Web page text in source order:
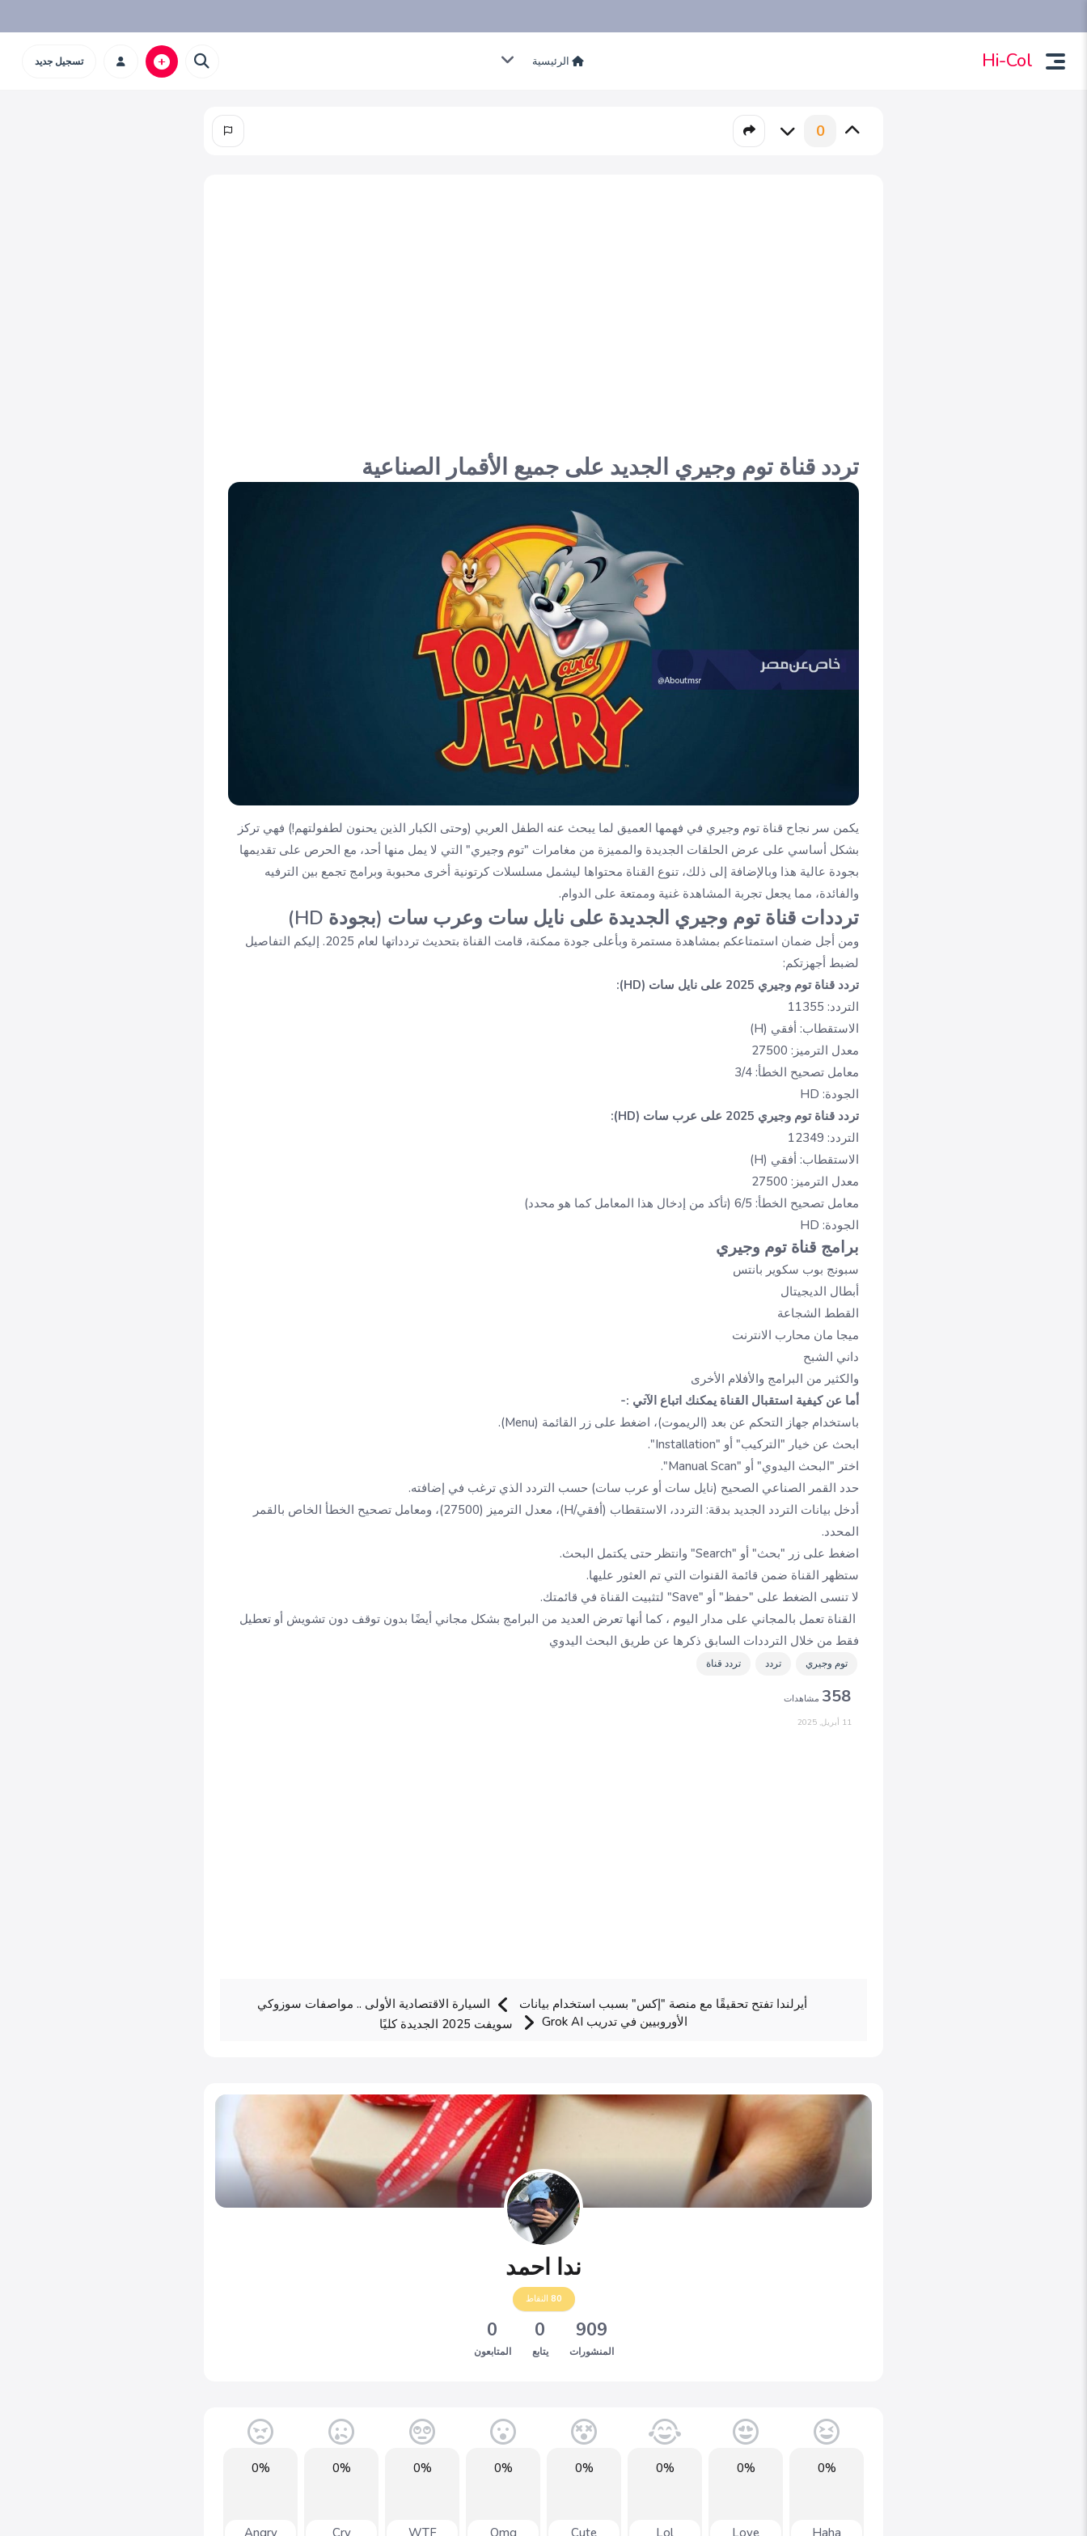
Hi-Col الرئيسية تسجيل جديد
0
تردد قناة توم وجيري الجديد على جميع الأقمار الصناعية
يكمن سر نجاح قناة توم وجيري في فهمها العميق لما يبحث عنه الطفل العربي (وحتى الكبار الذين يحنون لطفولتهم!) فهي تركز
بشكل أساسي على عرض الحلقات الجديدة والمميزة من مغامرات "توم وجيري" التي لا يمل منها أحد، مع الحرص على تقديمها
بجودة عالية هذا وبالإضافة إلى ذلك، تنوع القناة محتواها ليشمل مسلسلات كرتونية أخرى محبوبة وبرامج تجمع بين الترفيه
والفائدة، مما يجعل تجربة المشاهدة غنية وممتعة على الدوام.
ترددات قناة توم وجيري الجديدة على نايل سات وعرب سات (بجودة HD)
ومن أجل ضمان استمتاعكم بمشاهدة مستمرة وبأعلى جودة ممكنة، قامت القناة بتحديث تردداتها لعام 2025. إليكم التفاصيل
لضبط أجهزتكم:
تردد قناة توم وجيري 2025 على نايل سات (HD):
التردد:
الاستقطاب: أفقي (H)
معدل الترميز:
معامل تصحيح الخطأ:
الجودة:
تردد قناة توم وجيري 2025 على عرب سات (HD):
التردد:
الاستقطاب: أفقي (H)
معدل الترميز:
معامل تصحيح الخطأ:
الجودة:
برامج قناة توم وجيري
سبونج بوب سكوير بانتس
أبطال الديجيتال
القطط الشجاعة
ميجا مان محارب الانترنت
داني الشبح
والكثير من البرامج والأفلام الأخرى
أما عن كيفية استقبال القناة يمكنك اتباع الآتي :-
باستخدام جهاز التحكم عن بعد (الريموت)، اضغط على زر القائمة (Menu).
ابحث عن خيار "التركيب" أو "Installation".
اختر "البحث اليدوي" أو "Manual Scan".
حدد القمر الصناعي الصحيح (نايل سات أو عرب سات) حسب التردد الذي ترغب في إضافته.
أدخل بيانات التردد الجديد بدقة: التردد، الاستقطاب (أفقي/H)، معدل الترميز (27500)، ومعامل تصحيح الخطأ الخاص بالقمر
المحدد.
اضغط على زر "بحث" أو "Search" وانتظر حتى يكتمل البحث.
ستظهر القناة ضمن قائمة القنوات التي تم العثور عليها.
لا تنسى الضغط على "حفظ" أو "Save" لتثبيت القناة في قائمتك.
القناة تعمل بالمجاني على مدار اليوم ، كما أنها تعرض العديد من البرامج بشكل مجاني أيضًا بدون توقف دون تشويش أو تعطيل
فقط من خلال الترددات السابق ذكرها عن طريق البحث اليدوي
توم وجيري تردد تردد قناة
358 مشاهدات
11 أبريل, 2025
السيارة الاقتصادية الأولى .. مواصفات سوزوكي
سويفت 2025 الجديدة كليًا
أيرلندا تفتح تحقيقًا مع منصة "إكس" بسبب استخدام بيانات
الأوروبيين في تدريب Grok AI
ندا احمد
80 النقاط
909
المنشورات
0
يتابع
0
المتابعون
0%
0%
0%
0%
0%
0%
0%
0%